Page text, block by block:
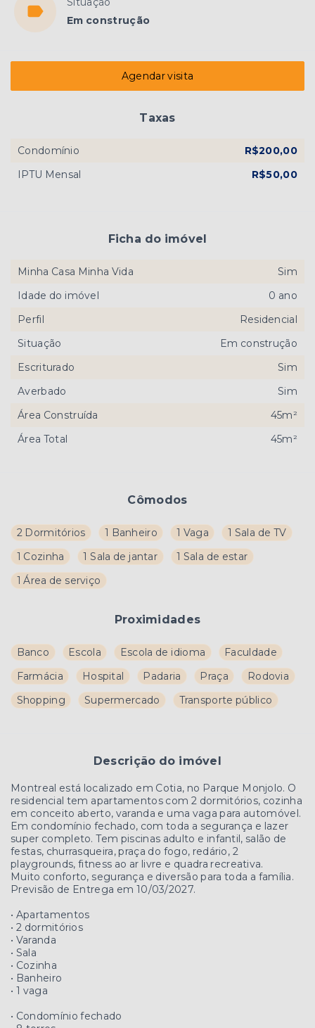
Em construção
Cômodos
2 Dormitórios 1 Banheiro 1 Vaga
1 Sala de TV
1 Cozinha
1 Sala de jantar
1 Sala de estar
1 Área de serviço
Proximidades
Banco Escola Escola de idioma
Faculdade
Farmácia
Hospital Padaria Praça
Rodovia
Shopping
Supermercado Transporte público
Descrição do imóvel
Montreal está localizado em Cotia, no Parque Monjolo. O
residencial tem apartamentos com 2 dormitórios, cozinha
em conceito aberto, varanda e uma vaga para automóvel.
Em condomínio fechado, com toda a segurança e lazer
super completo. Tem piscinas adulto e infantil, salão de
festas, churrasqueira, praça do fogo, redário, 2
playgrounds, fitness ao ar livre e quadra recreativa.
Muito conforto, segurança e diversão para toda a família.
Previsão de Entrega em 10/03/2027.
• Apartamentos
• 2 dormitórios
• Varanda
• Sala
• Cozinha
• Banheiro
• 1 vaga
• Condomínio fechado
Agendar visita
Taxas
Condomínio
R$200,00
IPTU Mensal
R$50,00
Ficha do imóvel
Minha Casa Minha Vida
Sim
Idade do imóvel
0 ano
Perfil
Residencial
Situação
Em construção
Escriturado
Sim
Averbado
Sim
Área Construída
45m²
Área Total
45m²